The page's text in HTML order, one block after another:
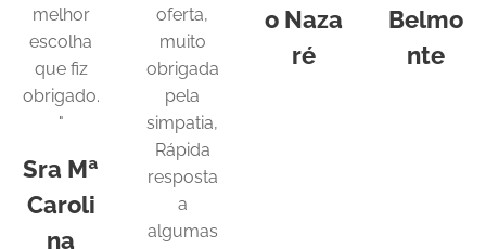
melhor
escolha
que fiz
obrigado.
"
Sra Mª
Caroli
na
oferta,
muito
obrigada
pela
simpatia,
Rápida
resposta
a
algumas
o Naza
ré
Belmo
nte